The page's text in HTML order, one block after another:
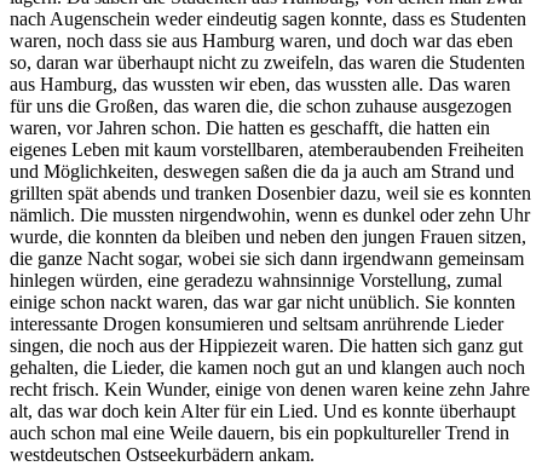
nach Augenschein weder eindeutig sagen konnte, dass es Studenten
waren, noch dass sie aus Hamburg waren, und doch war das eben
so, daran war überhaupt nicht zu zweifeln, das waren die Studenten
aus Hamburg, das wussten wir eben, das wussten alle. Das waren
für uns die Großen, das waren die, die schon zuhause ausgezogen
waren, vor Jahren schon. Die hatten es geschafft, die hatten ein
eigenes Leben mit kaum vorstellbaren, atemberaubenden Freiheiten
und Möglichkeiten, deswegen saßen die da ja auch am Strand und
grillten spät abends und tranken Dosenbier dazu, weil sie es konnten
nämlich. Die mussten nirgendwohin, wenn es dunkel oder zehn Uhr
wurde, die konnten da bleiben und neben den jungen Frauen sitzen,
die ganze Nacht sogar, wobei sie sich dann irgendwann gemeinsam
hinlegen würden, eine geradezu wahnsinnige Vorstellung, zumal
einige schon nackt waren, das war gar nicht unüblich. Sie konnten
interessante Drogen konsumieren und seltsam anrührende Lieder
singen, die noch aus der Hippiezeit waren. Die hatten sich ganz gut
gehalten, die Lieder, die kamen noch gut an und klangen auch noch
recht frisch. Kein Wunder, einige von denen waren keine zehn Jahre
alt, das war doch kein Alter für ein Lied. Und es konnte überhaupt
auch schon mal eine Weile dauern, bis ein popkultureller Trend in
westdeutschen Ostseekurbädern ankam.